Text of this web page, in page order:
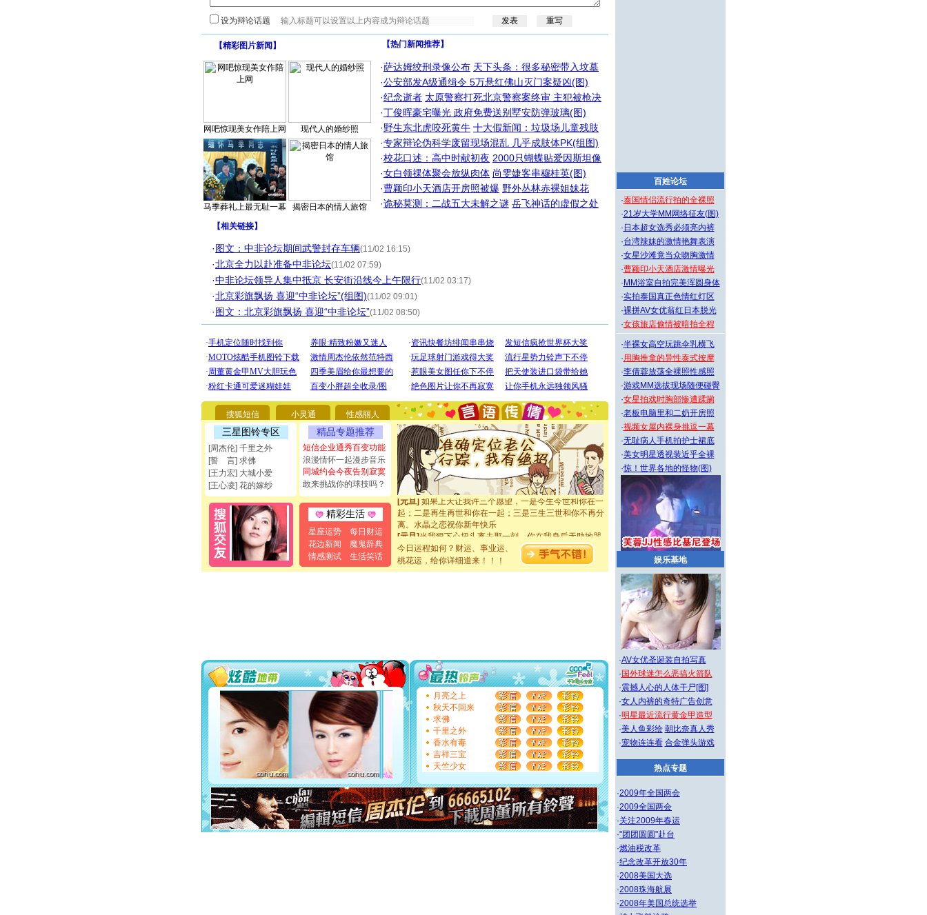
设为辩论话题
【精彩图片新闻 】
网吧惊现美女作陪上网 现代人的婚纱照
马季葬礼上最无耻一幕 揭密日本的情人旅馆
【热门新闻推荐】
·萨达姆绞刑录像公布 天下头条：很多秘密带入坟墓
·公安部发A级通缉令 5万悬红佛山灭门案疑凶(图)
·纪念逝者 太原警察打死北京警察案终审 主犯被枪决
·丁俊晖豪宅曝光 政府免费送别墅安防弹玻璃(图)
·野生东北虎咬死黄牛 十大假新闻：垃圾场儿童残肢
·专家辩论伪科学废留现场混乱 几乎成肢体PK(组图)
·校花口述：高中时献初夜 2000只蝴蝶贴爱因斯坦像
·女白领祼体聚会放纵肉体 尚雯婕客串穆桂英(图)
·曹颖印小天酒店开房照被爆 野外丛林赤裸姐妹花
·诡秘莫测：二战五大未解之谜 岳飞神话的虚假之处
【相关链接】
·图文：中非论坛期间武警封存车辆(11/02 16:15)
·北京全力以赴准备中非论坛(11/02 07:59)
·中非论坛领导人集中抵京 长安街沿线今上午限行(11/02 03:17)
·北京彩旗飘扬 喜迎“中非论坛”(组图)(11/02 09:01)
·图文：北京彩旗飘扬 喜迎“中非论坛”(11/02 08:50)
搜狐短信 小灵通 性感丽人
三星图铃专区
[周杰伦] 千里之外
[誓 言] 求佛
[王力宏] 大城小爱
[王心凌] 花的嫁纱
精品专题推荐
短信企业通秀百变功能
浪漫情怀一起漫步音乐
同城约会今夜告别寂寞
敢来挑战你的球技吗？
精彩生活
星座运势
每日财运
花边新闻
魔鬼辞典
情感测试
生活笑话
你太多，只有给你五千万：千万快乐！千万要健康！千万
要平安！千万要知足！千万不要忘记我！
[圣诞节]不只这样的日子才会想起你,而是这样的日子才
能正大光明地骚扰你,告诉你,圣诞要快乐!新年要快乐!天天
都要快乐噢!
[圣诞节] 奉上一颗祝福的心,在这个特别的日子里,愿幸福,
如意,快乐,鲜花,一切美好的祝愿与你同在.圣诞快乐!
[元旦]看到你我会触电；看不到你我要充电；没有你我会
断电。爱你是我职业，想你是我事业，抱你是我特长，吻
你是我专业！水晶之恋祝你新年快乐
[元旦]如果上天让我许三个愿望，一是今生今世和你在一
起；二是再生再世和你在一起；三是三生三世和你不再分
离。水晶之恋祝你新年快乐
[元旦]当我狠下心扭头离去那一刻，你在我身后无助地哭
泣，这痛楚让我明白我多么爱你。我转身抱住你：这猪不
卖了。水晶之恋祝你新年快乐。
[春节]风柔雨润好月圆，半岛铁盒伴身边，每日尽显开心
要平安！千万要知足！千万不要忘记我！
[圣诞节]不只这样的日子才会想起你,而是这样的日子才
能正大光明地骚扰你,告诉你,圣诞要快乐!新年要快乐!天天
都要快乐噢!
[圣诞节]奉上一颗祝福的心,在这个特别的日子里,愿幸福,
如意,快乐,鲜花,一切美好的祝愿与你同在.圣诞快乐!
[元旦]
看到你我会触电；看不到你我要充电；没有你我会
断电。爱你是我职业，想你是我事业，抱你是我特长，吻
你是我专业！水晶之恋祝你新年快乐
[元旦]
如果上天让我许三个愿望，一是今生今世和你在一
起；二是再生再世和你在一起；三是三生三世和你不再分
离。水晶之恋祝你新年快乐
[元旦]当我狠下心扭头离去那一刻，你在我身后无助地哭
泣，这痛楚让我明白我多么爱你。我转身抱住你：这猪不
卖了。水晶之恋祝你新年快乐。
[春节]风柔雨润好月圆，半岛铁盒伴身边，每日尽显开心
今日运程如何？财运、事业运、
桃花运，给你详细道来！！！
月亮之上
秋天不回来
求佛
千里之外
香水有毒
吉祥三宝
天竺少女
百姓论坛
·泰国情侣流行拍的全裸照
·21岁大学MM网络征友(图)
· 日本超女选秀必须亮内裤
·台湾辣妹的激情艳舞表演
·女星沙滩竟当众吻胸激情
·曹颖印小天酒店激情曝光
· MM浴室自拍完美浑圆身体
·实拍泰国真正色情红灯区
·裸拼AV女优翁红日本脱光
·女孩旅店偷情被暗拍全程
·半裸女高空玩跳伞乳横飞
·用胸推拿的异性泰式按摩
·李倩蓉放荡全裸照性感照
·游戏MM选拔现场随便碰臀
·女星拍戏时胸部惨遭蹂躏
·老板电脑里和二奶开房照
·视频女屋内裸身挑逗一幕
·无耻病人手机拍护士裙底
·美女明星透视装近乎全裸
·惊！世界各地的怪物(图)
娱乐基地
·AV女优圣诞装自拍写真
· 国外球迷怎么恶搞火箭队
·震撼人心的人体干尸[图]
·女人内裤的奇特广告创意
·明星最近流行黄金甲造型
·美人鱼彩绘 朝比奈真人秀
·宠物连连看 合金弹头游戏
热点专题
·2009年全国两会
·2009全国两会
·关注2009年春运
·"团团圆圆"赴台
·燃油税改革
·纪念改革开放30年
·2008美国大选
·2008珠海航展
·2008年美国总统选举